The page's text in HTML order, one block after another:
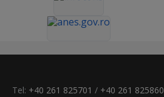
Tel: +40 261 825701 / +40 261 825860